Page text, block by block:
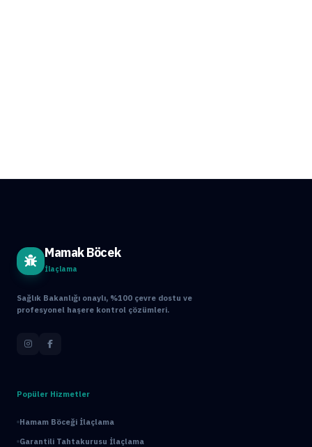
Mamak Böcek
İlaçlama
Sağlık Bakanlığı onaylı, %100 çevre dostu ve
profesyonel haşere kontrol çözümleri.
Popüler Hizmetler
Hamam Böceği İlaçlama
Garantili Tahtakurusu İlaçlama